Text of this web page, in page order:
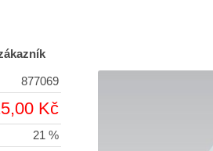
877069
Kč
21 %